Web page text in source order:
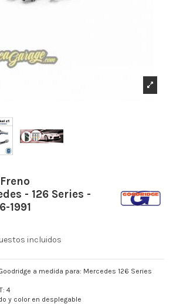
- 126 Series -
1991
incluidos
a medida para: Mercedes 126 Series
4
y color en desplegable